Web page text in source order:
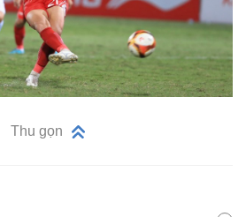
Thu gọn